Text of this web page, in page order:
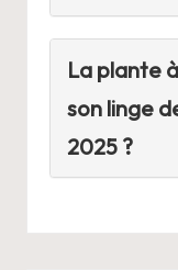
La plante
son linge
2025 ?